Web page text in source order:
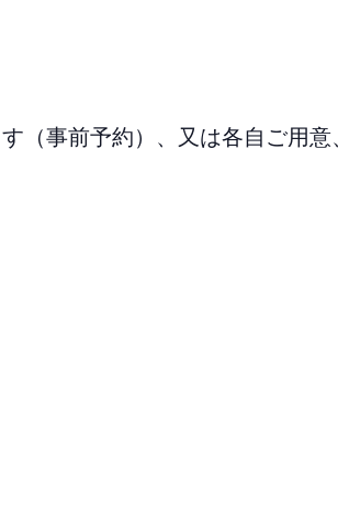
（事前予約）、又は各自ご用